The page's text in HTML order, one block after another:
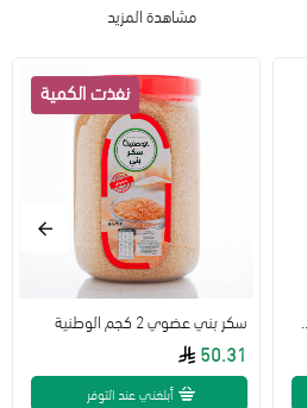
مشاهدة المزيد
سكر بني عضوي 2 كجم الوطنية
50.31
أبلغني عند التوفر